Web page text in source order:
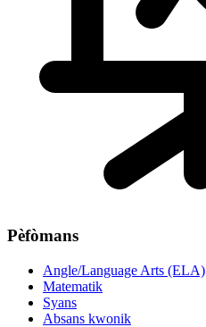
Pèfòmans
Angle/Language Arts (ELA)
Matematik
Syans
Absans kwonik